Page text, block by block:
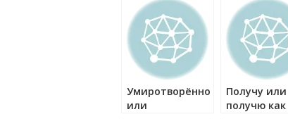
Умиротворённо
или
Получу или
получю как